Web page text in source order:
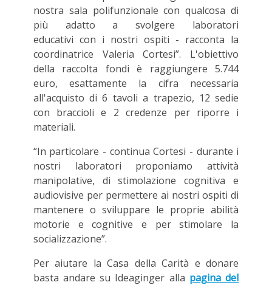
nostra sala polifunzionale con qualcosa di
più adatto a svolgere laboratori
educativi con i nostri ospiti - racconta la
coordinatrice Valeria Cortesi”. L'obiettivo
della raccolta fondi è raggiungere 5.744
euro, esattamente la cifra necessaria
all'acquisto di 6 tavoli a trapezio, 12 sedie
con braccioli e 2 credenze per riporre i
materiali.
“In particolare - continua Cortesi - durante i
nostri laboratori proponiamo attività
manipolative, di stimolazione cognitiva e
audiovisive per permettere ai nostri ospiti di
mantenere o sviluppare le proprie abilità
motorie e cognitive e per stimolare la
socializzazione”.
Per aiutare la Casa della Carità e donare
basta andare su Ideaginger alla pagina del